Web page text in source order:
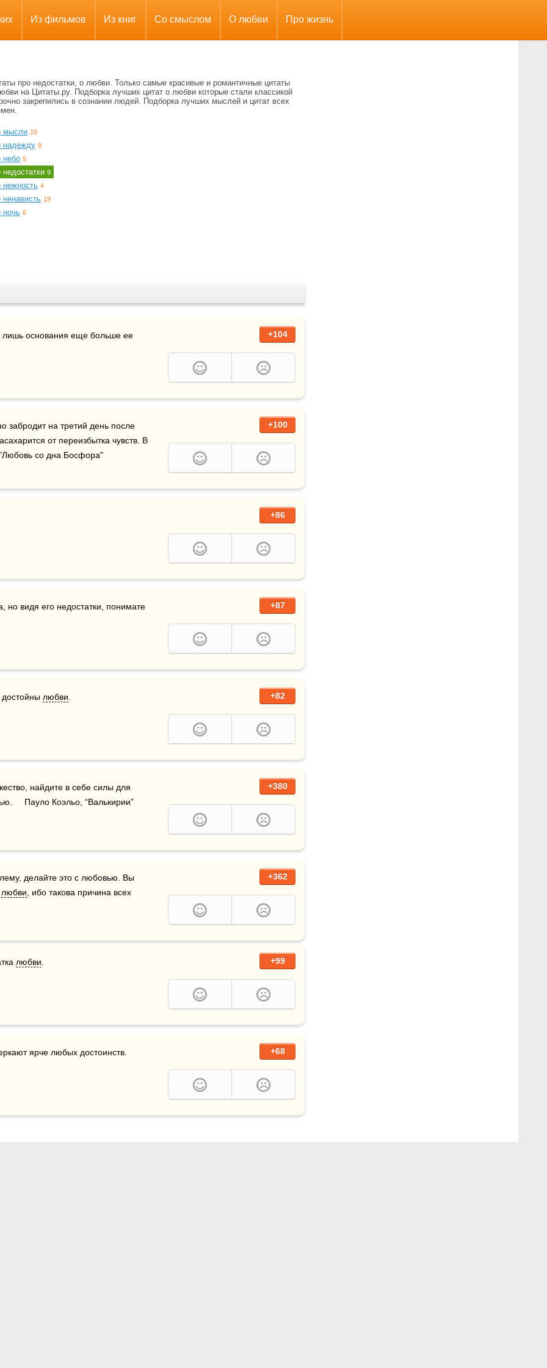
Из фильмов Из книг Со смыслом О любви Про жизнь
про недостатки, о любви. Только самые красивые и романтичные цитаты
на Цитаты.ру. Подборка лучших цитат о любви которые стали классикой
закрепились в сознании людей. Подборка лучших мыслей и цитат всех
мысли 10
надежду 9
небо 5
недостатки 9
нежность 4
ненависть 19
ночь 6
+104
+100
забродит на третий день после
от переизбытка чувств. В
со дна Босфора"
+86
+87
но видя его недостатки, понимате
+82
достойны любви
+380
Пауло Коэльо, “Валькирии”
+362
делайте это с любовью. Вы
любви
+99
любви
+68
ярче любых достоинств.